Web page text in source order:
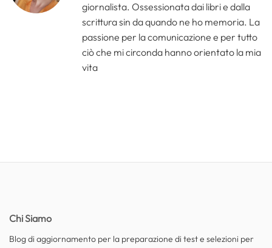
giornalista. Ossessionata dai libri e dalla
scrittura sin da quando ne ho memoria. La
passione per la comunicazione e per tutto
ciò che mi circonda hanno orientato la mia
vita
Chi Siamo
Blog di aggiornamento per la preparazione di test e selezioni per